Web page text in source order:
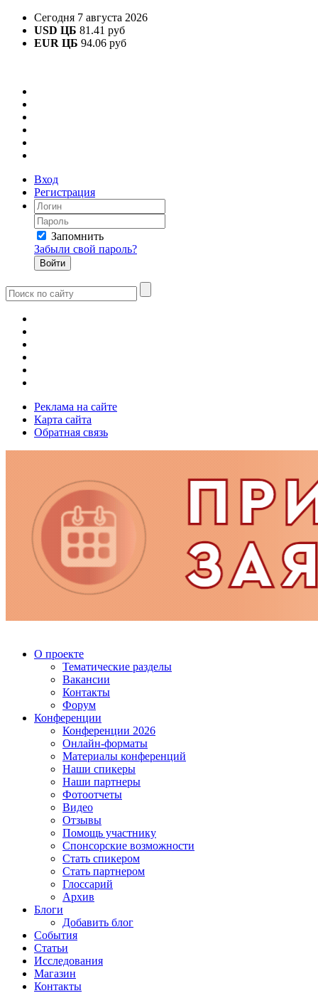
Сегодня 7 августа 2026
USD ЦБ 81.41 руб
EUR ЦБ 94.06 руб
Вход
Регистрация
Запомнить
Забыли свой пароль?
Реклама на сайте
Карта сайта
Обратная связь
О проекте
Тематические разделы
Вакансии
Контакты
Форум
Конференции
Конференции 2026
Онлайн-форматы
Материалы конференций
Наши спикеры
Наши партнеры
Фотоотчеты
Видео
Отзывы
Помощь участнику
Спонсорские возможности
Стать спикером
Стать партнером
Глоссарий
Архив
Блоги
Добавить блог
События
Статьи
Исследования
Магазин
Контакты